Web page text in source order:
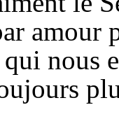
amour
nous